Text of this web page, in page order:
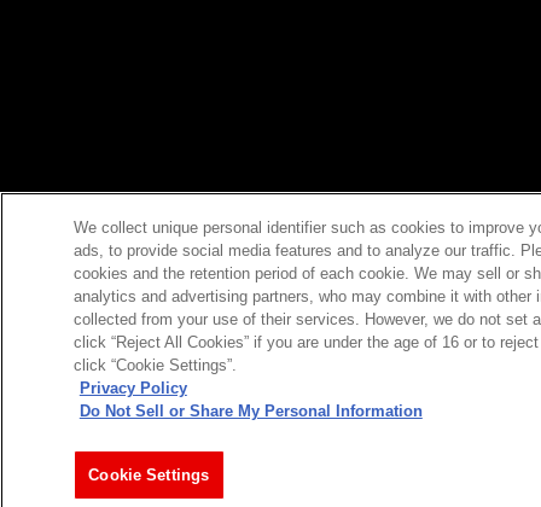
We collect unique personal identifier such as cookies to improve
ads, to provide social media features and to analyze our traffic.
cookies and the retention period of each cookie. We may sell or
analytics and advertising partners, who may combine it with
collected from your use of their services. However, we do not set
click “Reject All Cookies” if you are under the age of 16 or to
click “Cookie Settings”.
Privacy Policy
Do Not Sell or Share My Personal Information
Cookie Settings